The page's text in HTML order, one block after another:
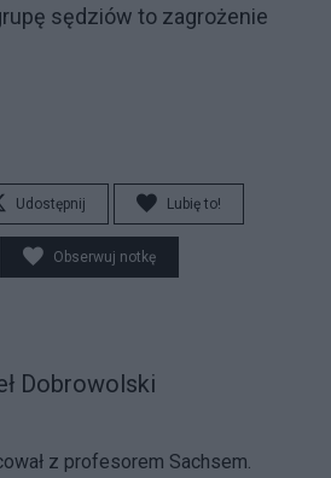
sędziów to zagrożenie
Udostępnij Lubię to!
Obserwuj notkę
Dobrowolski
z profesorem Sachsem.